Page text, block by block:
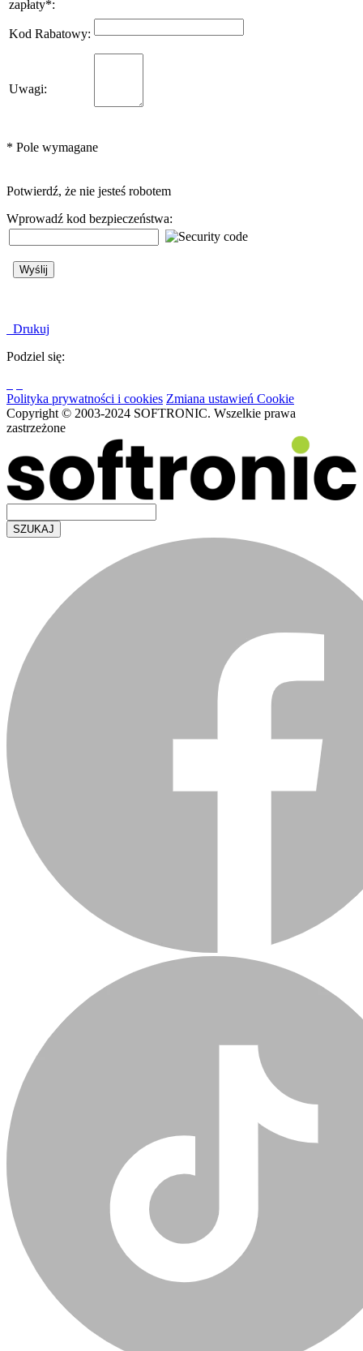
zapłaty*:
Kod Rabatowy:
Uwagi:
* Pole wymagane
Potwierdź, że nie jesteś robotem
Wprowadź kod bezpieczeństwa:
Drukuj
Podziel się:
Polityka prywatności i cookies Zmiana ustawień Cookie
Copyright © 2003-2024 SOFTRONIC. Wszelkie prawa
zastrzeżone